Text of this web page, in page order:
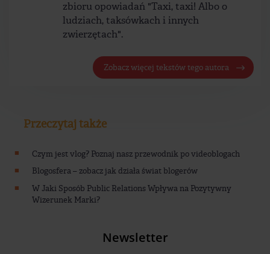
zbioru opowiadań "Taxi, taxi! Albo o
ludziach, taksówkach i innych
zwierzętach".
Zobacz więcej tekstów tego autora
Przeczytaj także
Czym jest vlog? Poznaj nasz przewodnik po videoblogach
Blogosfera – zobacz jak działa świat blogerów
W Jaki Sposób Public Relations Wpływa na Pozytywny
Wizerunek Marki?
Newsletter